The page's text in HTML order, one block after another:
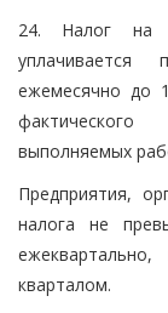
24. Налог на
ежемесячно до
выполняемых
Предприятия,
налога не
кварталом.